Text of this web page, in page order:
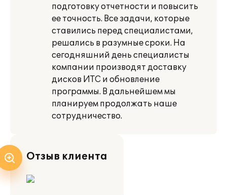
подготовку отчетности и повысить
ее точность. Все задачи, которые
ставились перед специалистами,
решались в разумные сроки. На
сегодняшний день специалисты
компании производят доставку
дисков ИТС и обновление
программы. В дальнейшем мы
планируем продолжать наше
сотрудничество.
Отзыв клиента